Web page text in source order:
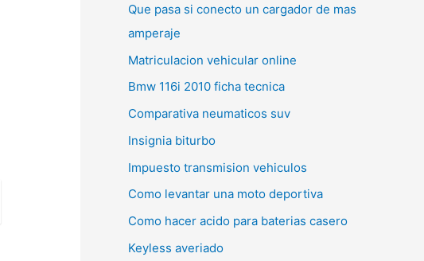
Que pasa si conecto un cargador de mas
amperaje
Matriculacion vehicular online
Bmw 116i 2010 ficha tecnica
Comparativa neumaticos suv
Insignia biturbo
Impuesto transmision vehiculos
Como levantar una moto deportiva
Como hacer acido para baterias casero
Keyless averiado